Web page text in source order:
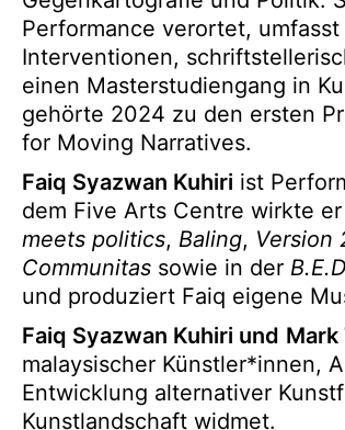
Performance verortet,
Interventionen,
einen Masterstudiengang in
gehörte 2024 zu den ersten
for Moving Narratives.
Faiq Syazwan Kuhiri ist
dem Five Arts Centre wirkte
meets politics, Baling, Version
Communitas sowie in der
und produziert Faiq eigene
Faiq Syazwan Kuhiri und Mark
malaysischer Künstler*innen,
Entwicklung alternativer
Kunstlandschaft widmet.